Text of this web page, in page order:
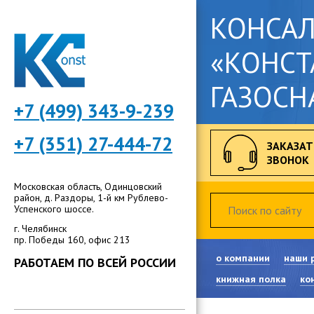
+7 (499) 343-9-239
+7 (351) 27-444-72
Московская область, Одинцовский
район, д. Раздоры, 1-й км Рублево-
Успенского шоссе.
г. Челябинск
пр. Победы 160, офис 213
РАБОТАЕМ ПО ВСЕЙ РОССИИ
ЗВОНОК
о компании
наши
книжная полка